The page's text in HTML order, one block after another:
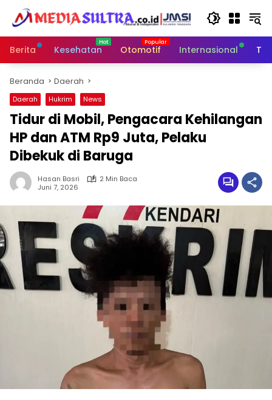
Langsung
konten
Berita
Kesehatan Otomotif Internasional
Beranda Daerah
Daerah Hukrim News
Tidur di Mobil, Pengacara Kehilangan
HP dan ATM Rp9 Juta, Pelaku
Dibekuk di Baruga
Hasan Basri
2 Min Baca
Juni 7, 2026